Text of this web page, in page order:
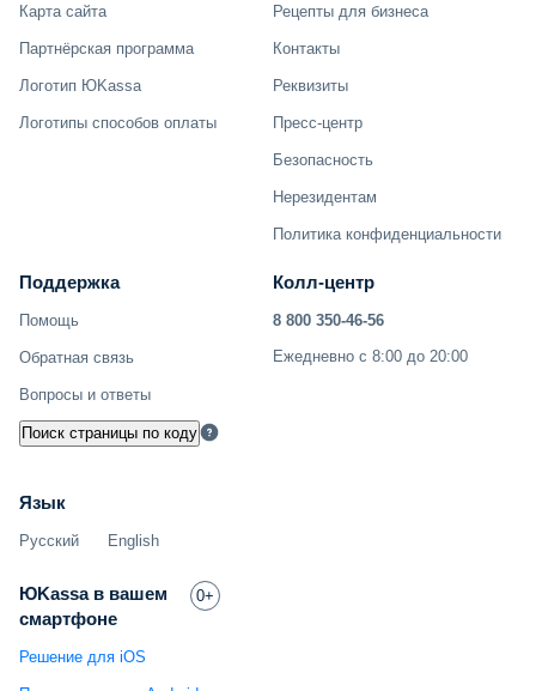
Карта сайта
Партнёрская программа
Логотип ЮKassa
Логотипы способов оплаты
Рецепты для бизнеса
Контакты
Реквизиты
Пресс-центр
Безопасность
Нерезидентам
Политика конфиденциальности
Поддержка
Помощь
Обратная связь
Вопросы и ответы
Поиск страницы по коду
Колл-центр
8 800 350-46-56
Ежедневно с 8:00 до 20:00
Язык
Русский English
ЮKassa в вашем
смартфоне
0+
Решение для iOS